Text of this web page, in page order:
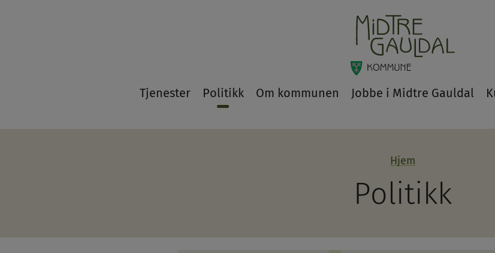
Tjenester Politikk Om kommunen Jobbe i Midtre Gauldal
Hjem
Politikk